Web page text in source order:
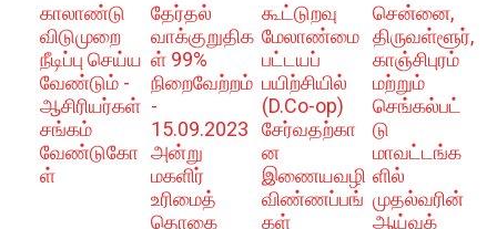
காலாண்டு
விடுமுறை
நீடிப்பு செய்ய
வேண்டும் -
ஆசிரியர்கள்
சங்கம்
வேண்டுகோ
ள்
தேர்தல்
வாக்குறுதிக
ள் 99%
நிறைவேற்றம்
-
15.09.2023
அன்று
மகளிர்
உரிமைத்
தொகை
கூட்டுறவு
மேலாண்மை
பட்டயப்
பயிற்சியில்
(D.Co-op)
சேர்வதற்கா
ன
இணையவழி
விண்ணப்பங்
கள்
சென்னை,
திருவள்ளூர்,
காஞ்சிபுரம்
மற்றும்
செங்கல்பட்
டு
மாவட்டங்க
ளில்
முதல்வரின்
ஆய்வுக்